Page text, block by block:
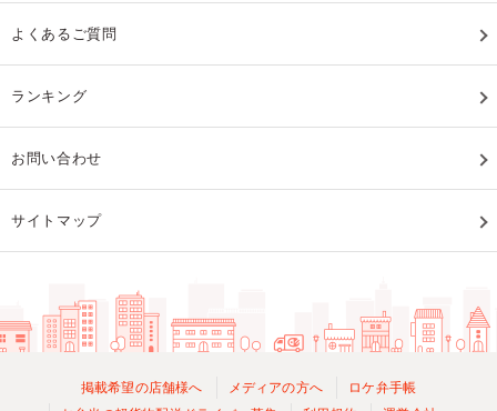
よくあるご質問
ランキング
お問い合わせ
サイトマップ
掲載希望の店舗様へ メディアの方へ
ロケ弁手帳